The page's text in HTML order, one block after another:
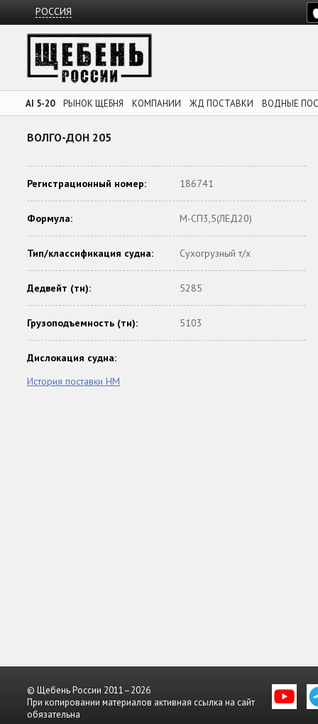
РОССИЯ
AI 5-20 РЫНОК ЩЕБНЯ КОМПАНИИ ЖД ПОСТАВКИ ВОДНЫЕ
ВОЛГО-ДОН 205
Регистрационный номер: 186741
Формула: М-СП3,5(ЛЕД20)
Тип/классификация судна: Сухогрузный т/х
Дедвейт (тн): 5285
Грузоподъемность (тн): 5103
Дислокация судна:
История поставки НМ
© Щебень России 2011–2026
При копировании материалов активная ссылка на сайт
обязательна